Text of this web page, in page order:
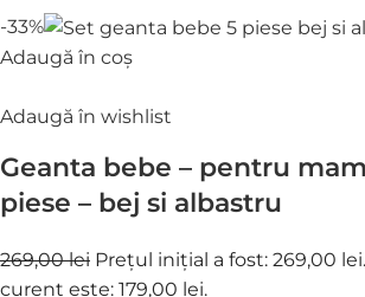
-33%
Adaugă în coș
Adaugă în wishlist
Geanta bebe – pentru
piese – bej si albastru
269,00 lei Prețul inițial a fost: 269,00 lei.
curent este: 179,00 lei.